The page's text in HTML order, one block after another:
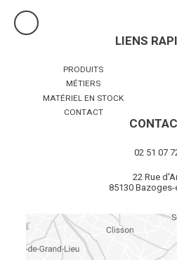
LIENS
PRODUITS
MÉTIERS
MATÉRIEL EN STOCK
CONTACT
02 51 07
22 Rue
85130 Bazoges-